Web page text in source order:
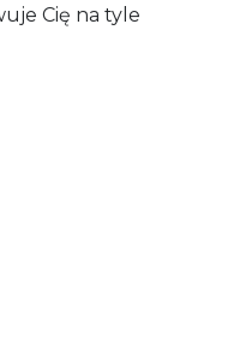
Cię na tyle